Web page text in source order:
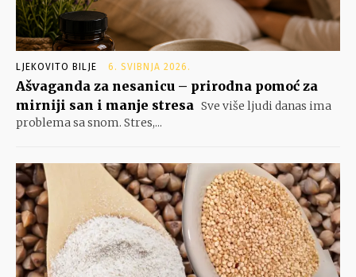
LJEKOVITO BILJE 6. SVIBNJA 2026.
Ašvaganda za nesanicu – prirodna pomoć za
mirniji san i manje stresa Sve više ljudi danas ima
problema sa snom. Stres,...